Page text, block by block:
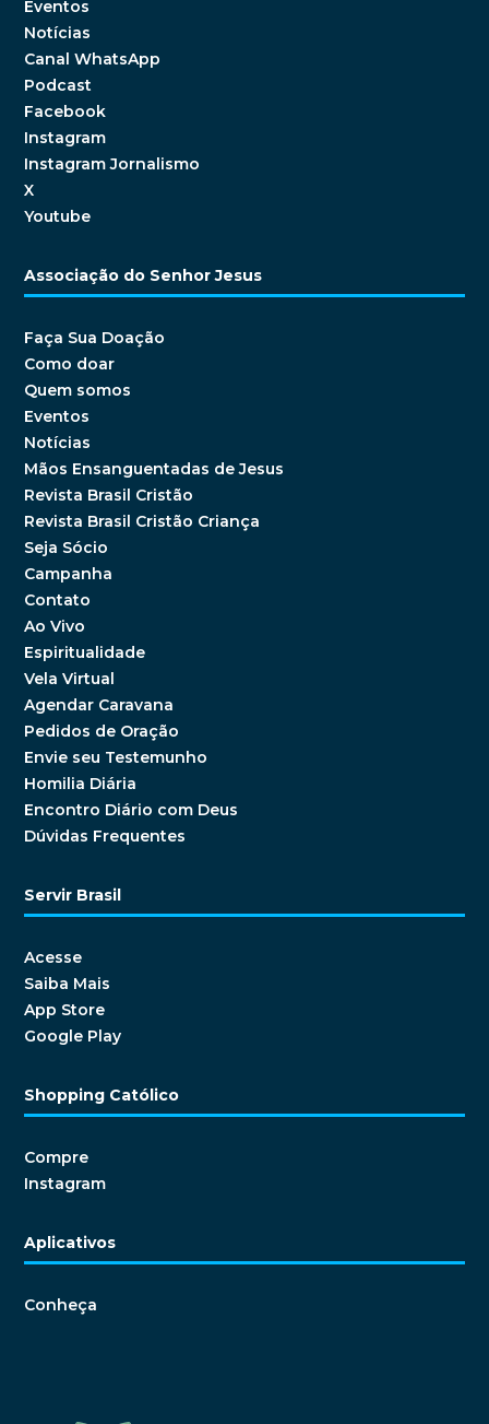
Eventos
Notícias
Canal WhatsApp
Podcast
Facebook
Instagram
Instagram Jornalismo
X
Youtube
Associação do Senhor Jesus
Faça Sua Doação
Como doar
Quem somos
Eventos
Notícias
Mãos Ensanguentadas de Jesus
Revista Brasil Cristão
Revista Brasil Cristão Criança
Seja Sócio
Campanha
Contato
Ao Vivo
Espiritualidade
Vela Virtual
Agendar Caravana
Pedidos de Oração
Envie seu Testemunho
Homilia Diária
Encontro Diário com Deus
Dúvidas Frequentes
Servir Brasil
Acesse
Saiba Mais
App Store
Google Play
Shopping Católico
Compre
Instagram
Aplicativos
Conheça